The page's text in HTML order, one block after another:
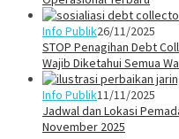
Info Publik26/11/2025
STOP Penagihan Debt
Wajib Diketahui Semua
Info Publik11/11/2025
Jadwal dan Lokasi
November 2025